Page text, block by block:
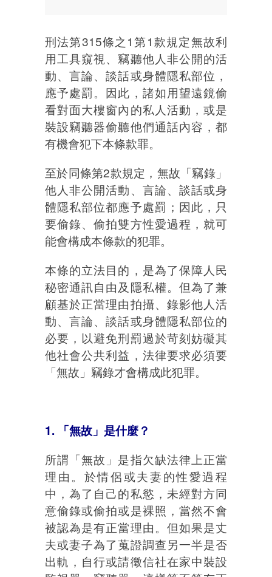
刑法第315條之1第1款規定無故利
用工具窺視、竊聽他人非公開的活
動、言論、談話或身體隱私部位，
應予處罰。因此，諸如用望遠鏡偷
看對面大樓窗內的私人活動，或是
裝設竊聽器偷聽他們通話內容，都
有機會犯下本條款罪。
至於同條第2款規定，無故「竊錄」
他人非公開活動、言論、談話或身
體隱私部位都應予處罰；因此，只
要偷錄、偷拍雙方性愛過程，就可
能會構成本條款的犯罪。
本條的立法目的，是為了保障人民
秘密通訊自由及隱私權。但為了兼
顧基於正當理由拍攝、錄影他人活
動、言論、談話或身體隱私部位的
必要，以避免刑罰過於苛刻妨礙其
他社會公共利益，法律要求必須要
「無故」竊錄才會構成此犯罪。
1. 「無故」是什麼？
所謂「無故」是指欠缺法律上正當
理由。於情侶或夫妻的性愛過程
中，為了自己的私慾，未經對方同
意偷錄或偷拍或是裸照，當然不會
被認為是有正當理由。但如果是丈
夫或妻子為了蒐證調查另一半是否
出軌，自行或請徵信社在家中裝設